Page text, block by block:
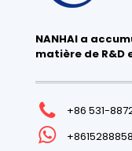
NANHAI a
matière de
+86 531-